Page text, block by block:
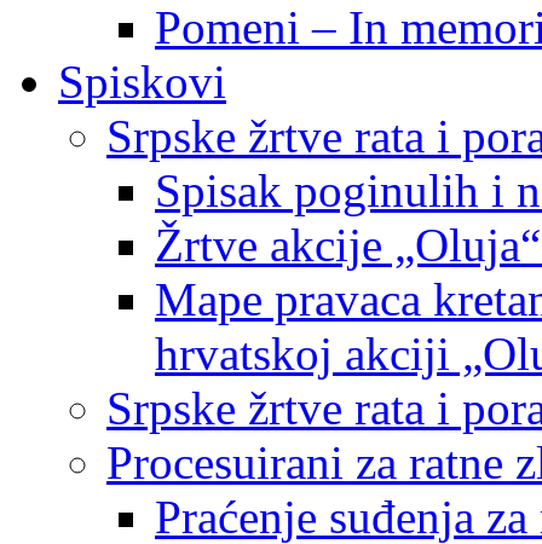
Pomeni – In
Spiskovi
Srpske žrtve rata i
Spisak poginulih i
Žrtve akcije
Mape pravaca
hrvatskoj akciji
Srpske žrtve rata i
Procesuirani za ratne
Praćenje suđenja